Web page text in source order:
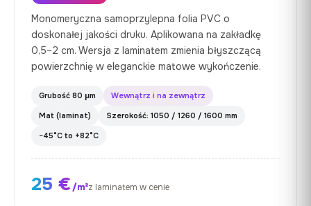
Monomeryczna samoprzylepna folia PVC o
doskonałej jakości druku. Aplikowana na zakładkę
0,5–2 cm. Wersja z laminatem zmienia błyszczącą
powierzchnię w eleganckie matowe wykończenie.
Grubość 80 µm Wewnątrz i na zewnątrz
Mat (laminat) Szerokość: 1050 / 1260 / 1600 mm
−45°C to +82°C
25 €/m²z laminatem w cenie